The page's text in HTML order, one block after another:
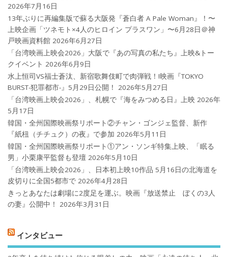
2026年7月16日
13年ぶりに再編集版で蘇る大阪発『蒼白者 A Pale Woman』！〜
上映企画「ツネモト×4人のヒロイン プラスワン」〜6月28日＠神
戸映画資料館 2026年6月27日
「台湾映画上映会2026」大阪で『あの写真の私たち』上映&トー
クイベント 2026年6月9日
水上恒司VS福士蒼汰、新宿歌舞伎町で肉弾戦！!映画『TOKYO
BURST-犯罪都市-』5月29日公開！
2026年5月27日
「台湾映画上映会2026」、札幌で『海をみつめる日』上映 2026年
5月17日
韓国・全州国際映画祭リポート②チャン・ゴンジェ監督、新作
『紙杻（チチュク）の夜』で参加 2026年5月11日
韓国・全州国際映画祭リポート①アン・ソンギ特集上映、「眠る
男」小栗康平監督も登壇 2026年5月10日
「台湾映画上映会2026」、日本初上映10作品 5月16日の北海道を
皮切りに全国5都市で 2026年4月28日
きっとあなたは劇場に2度足を運ぶ。映画『放送禁止 ぼくの3人
の妻』公開中！
2026年3月31日
インタビュー